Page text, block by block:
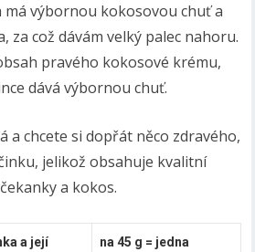
má výbornou kokosovou chuť a
za což dávám velký palec nahoru.
pravého kokosové krému,
dává výbornou chuť.
a chcete si dopřát něco zdravého,
jelikož obsahuje kvalitní
a kokos.
a její
na 45 g = jedna